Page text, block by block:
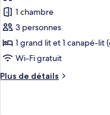
Pool
View
pour
ce
type
de
chambre :
Junior
1 chambre
3 personnes
1 grand lit et 1 canapé-lit
Wi-Fi gratuit
Plus de détails
Plus